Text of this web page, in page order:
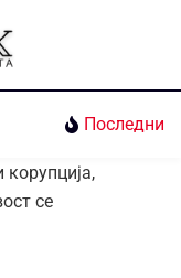
Последни